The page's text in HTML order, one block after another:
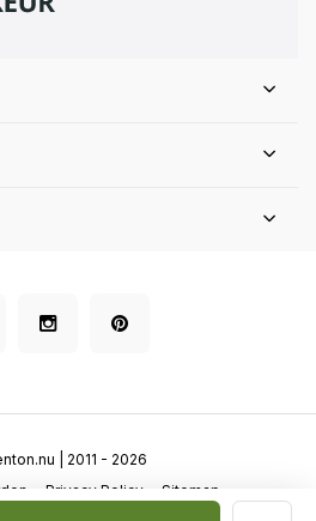
Privacy Policy Sitemap
| 2011 - 2026